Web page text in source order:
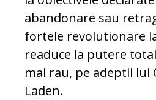
abandonare sau
fortele revolutionare
readuce la putere
mai rau, pe adeptii lui
Laden.